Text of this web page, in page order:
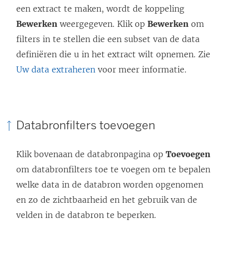
een extract te maken, wordt de koppeling
Bewerken weergegeven. Klik op Bewerken om
filters in te stellen die een subset van de data
definiëren die u in het extract wilt opnemen. Zie
Uw data extraheren voor meer informatie.
Databronfilters toevoegen
Klik bovenaan de databronpagina op Toevoegen
om databronfilters toe te voegen om te bepalen
welke data in de databron worden opgenomen
en zo de zichtbaarheid en het gebruik van de
velden in de databron te beperken.